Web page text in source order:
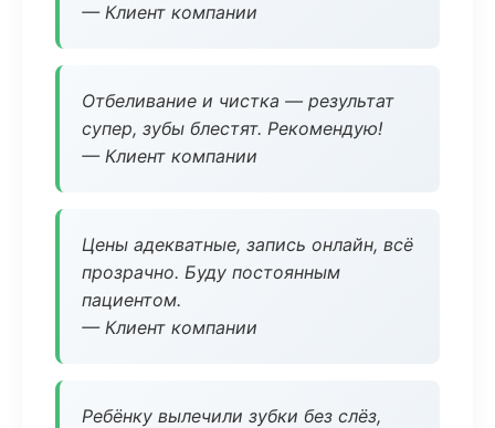
— Клиент компании
Отбеливание и чистка — результат
супер, зубы блестят. Рекомендую!
— Клиент компании
Цены адекватные, запись онлайн, всё
прозрачно. Буду постоянным
пациентом.
— Клиент компании
Ребёнку вылечили зубки без слёз,